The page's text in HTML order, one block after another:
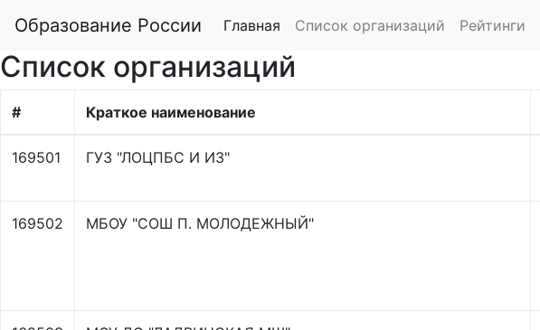
Образование России Главная Список организаций Рейтинги
Список организаций
# Краткое наименование
169501 ГУЗ "ЛОЦПБС И ИЗ"
169502 МБОУ "СОШ П. МОЛОДЕЖНЫЙ"